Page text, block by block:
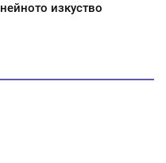
нейното изкуство